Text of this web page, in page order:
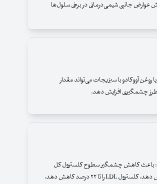
عوارض جانبی شیمی‌درمانی در برخی سلول‌ها
آووکادو با سبزیجات می‌تواند مقدار
چشمگیری افزایش دهد.
باعث کاهش چشمگیر سطوح کلسترول کل
شود.تری‌گلیسیرید خون را تا ۲۰ درصد کاهش دهد. کلسترول LDL را تا ۲۲ درصد کاهش دهد.